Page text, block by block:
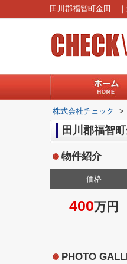
株式会社チェック >
田川郡福智町
物件紹介
価格
400万円
PHOTO